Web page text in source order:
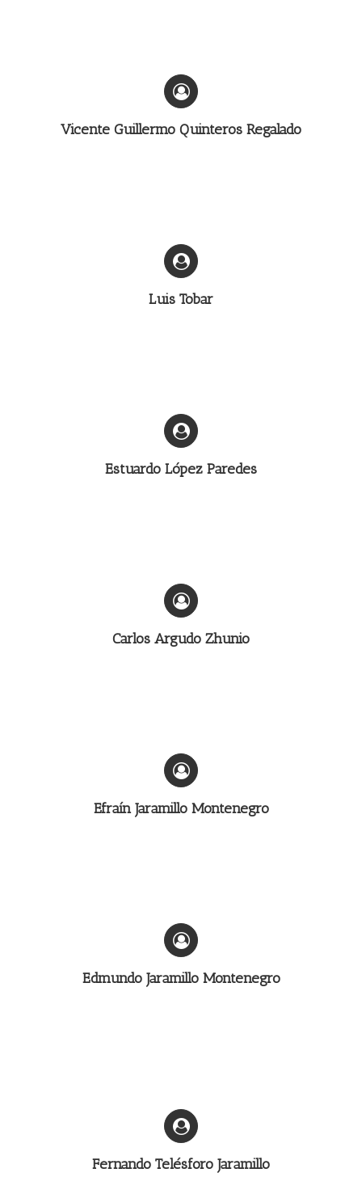
Vicente Guillermo Quinteros Regalado
Luis Tobar
Estuardo López Paredes
Carlos Argudo Zhunio
Efraín Jaramillo Montenegro
Edmundo Jaramillo Montenegro
Fernando Telésforo Jaramillo